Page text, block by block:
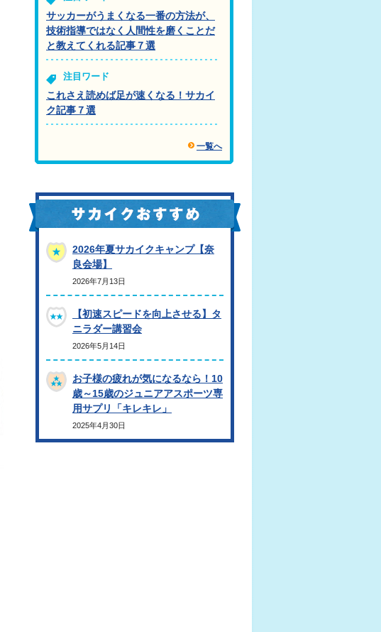
サッカーがうまくなる一番の方法が、
技術指導ではなく人間性を磨くことだ
と教えてくれる記事７選
注目ワード
これさえ読めば足が速くなる！サカイ
ク記事７選
一覧へ
2026年夏サカイクキャンプ【奈
良会場】
2026年7月13日
【初速スピードを向上させる】タ
ニラダー講習会
2026年5月14日
お子様の疲れが気になるなら！10
歳～15歳のジュニアアスポーツ専
用サプリ「キレキレ」
2025年4月30日